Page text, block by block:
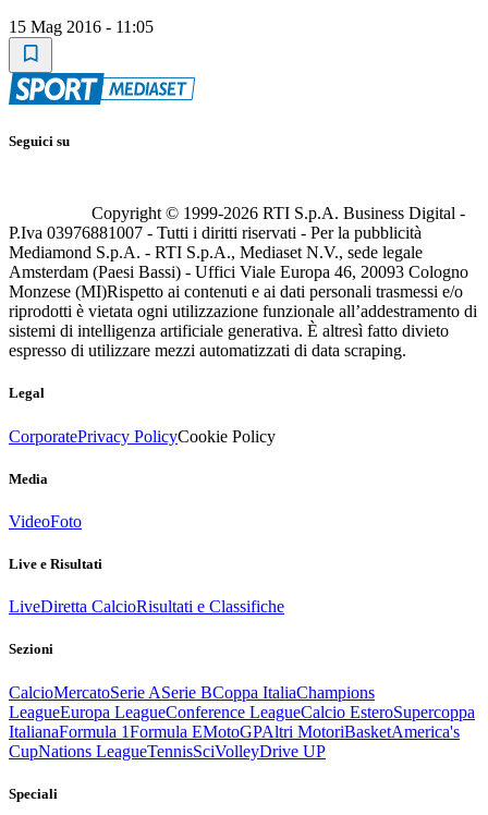
15 Mag 2016 - 11:05
Seguici su
Copyright © 1999-2026 RTI S.p.A. Business Digital -
P.Iva 03976881007 - Tutti i diritti riservati - Per la pubblicità
Mediamond S.p.A. - RTI S.p.A., Mediaset N.V., sede legale
Amsterdam (Paesi Bassi) - Uffici Viale Europa 46, 20093 Cologno
Monzese (MI)Rispetto ai contenuti e ai dati personali trasmessi e/o
riprodotti è vietata ogni utilizzazione funzionale all’addestramento di
sistemi di intelligenza artificiale generativa. È altresì fatto divieto
espresso di utilizzare mezzi automatizzati di data scraping.
Legal
CorporatePrivacy PolicyCookie Policy
Media
VideoFoto
Live e Risultati
LiveDiretta CalcioRisultati e Classifiche
Sezioni
CalcioMercatoSerie ASerie BCoppa ItaliaChampions
LeagueEuropa LeagueConference LeagueCalcio EsteroSupercoppa
ItalianaFormula 1Formula EMotoGPAltri MotoriBasketAmerica's
CupNations LeagueTennisSciVolleyDrive UP
Speciali